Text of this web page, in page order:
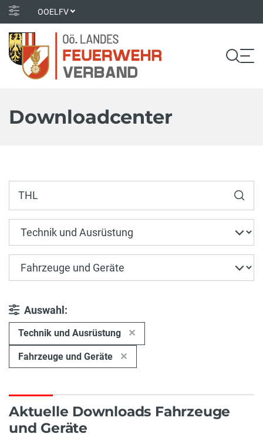
OOELFV
Downloadcenter
Auswahl:
Technik und Ausrüstung
Fahrzeuge und Geräte
Aktuelle Downloads Fahrzeuge
und Geräte